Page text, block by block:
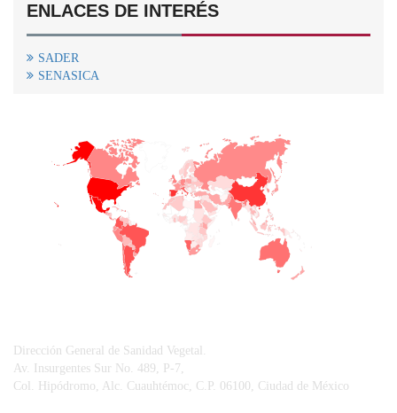
ENLACES DE INTERÉS
SADER
SENASICA
Dirección General de Sanidad Vegetal.
Av. Insurgentes Sur No. 489, P-7,
Col. Hipódromo, Alc. Cuauhtémoc, C.P. 06100, Ciudad de México